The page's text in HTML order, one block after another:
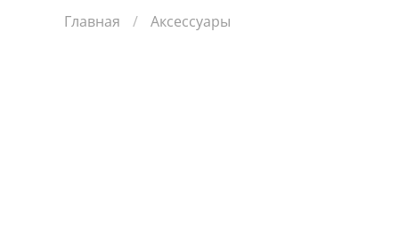
Главная Аксессуары